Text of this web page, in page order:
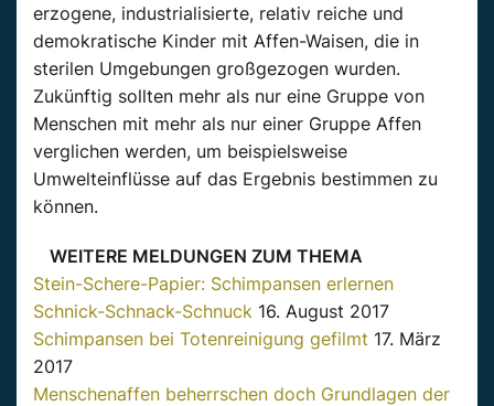
erzogene, industrialisierte, relativ reiche und
demokratische Kinder mit Affen-Waisen, die in
sterilen Umgebungen großgezogen wurden.
Zukünftig sollten mehr als nur eine Gruppe von
Menschen mit mehr als nur einer Gruppe Affen
verglichen werden, um beispielsweise
Umwelteinflüsse auf das Ergebnis bestimmen zu
können.
WEITERE MELDUNGEN ZUM THEMA
Stein-Schere-Papier: Schimpansen erlernen
Schnick-Schnack-Schnuck 16. August 2017
Schimpansen bei Totenreinigung gefilmt 17. März
2017
Menschenaffen beherrschen doch Grundlagen der